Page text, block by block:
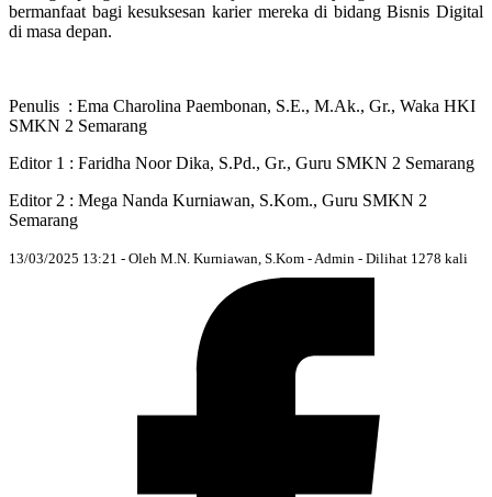
bermanfaat bagi kesuksesan karier mereka di bidang Bisnis Digital
di masa depan.
Penulis : Ema Charolina Paembonan, S.E., M.Ak., Gr., Waka HKI
SMKN 2 Semarang
Editor 1 : Faridha Noor Dika, S.Pd., Gr., Guru SMKN 2 Semarang
Editor 2 : Mega Nanda Kurniawan, S.Kom., Guru SMKN 2
Semarang
13/03/2025 13:21 - Oleh M.N. Kurniawan, S.Kom - Admin - Dilihat 1278 kali